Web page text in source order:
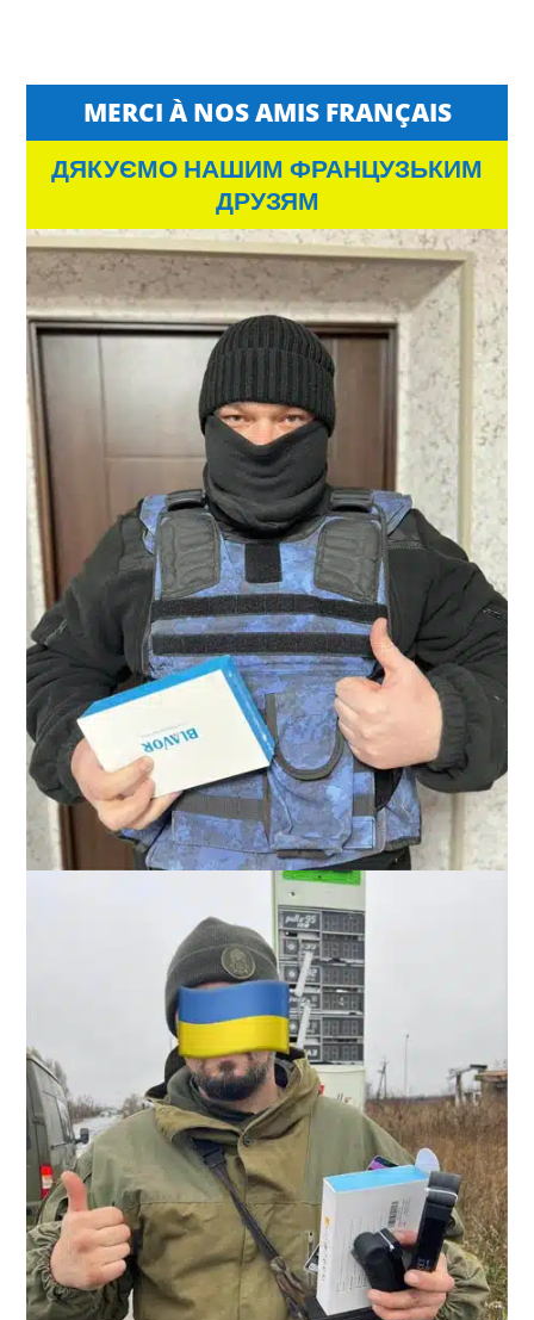
MERCI À NOS AMIS FRANÇAIS
ДЯКУЄМО НАШИМ ФРАНЦУЗЬКИМ
ДРУЗЯМ